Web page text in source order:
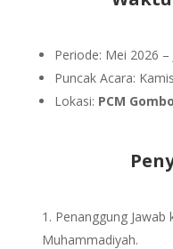
Periode: Mei 2026 –
Puncak Acara:
Lokasi: PCM
Penanggung Jawab
Muhammadiyah.